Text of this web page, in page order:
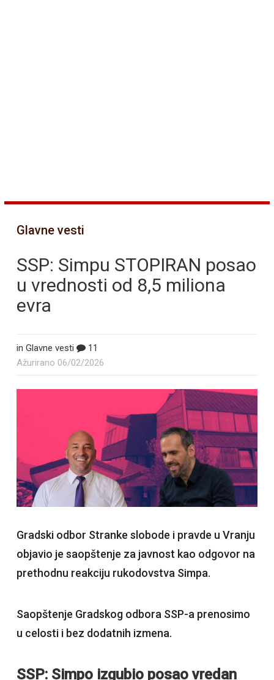
Glavne vesti
SSP: Simpu STOPIRAN posao
u vrednosti od 8,5 miliona
evra
in Glavne vesti
11
Ažurirano 06/02/2026
Gradski odbor Stranke slobode i pravde u Vranju
objavio je saopštenje za javnost kao odgovor na
prethodnu reakciju rukodovstva Simpa.
Saopštenje Gradskog odbora SSP-a prenosimo
u celosti i bez dodatnih izmena.
SSP: Simpo izgubio posao vredan